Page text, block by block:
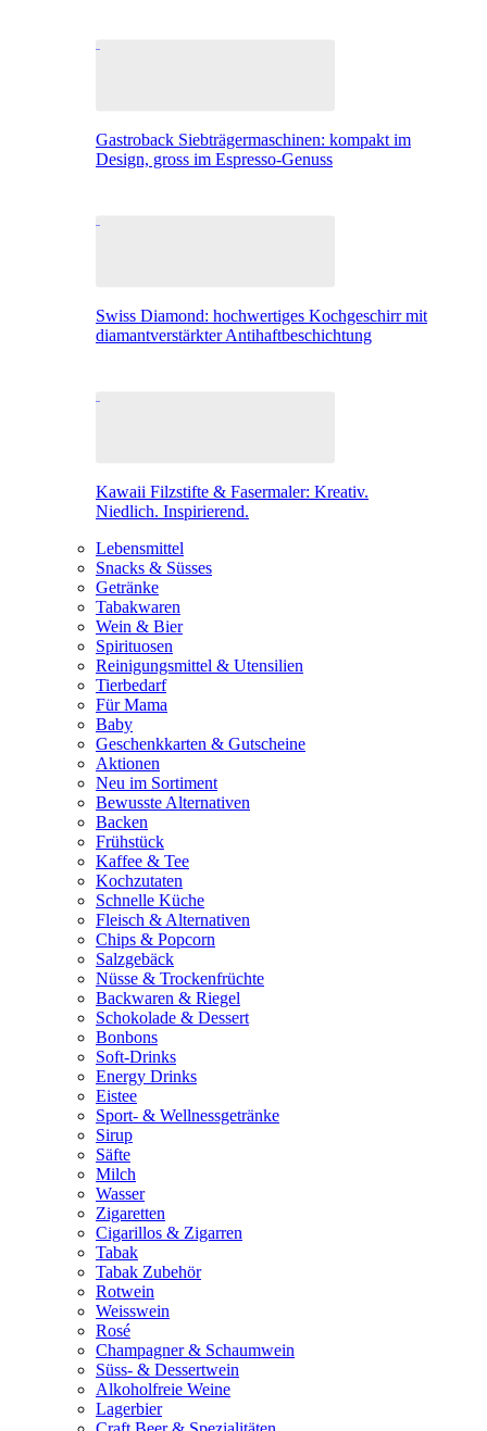
Gastroback Siebträgermaschinen: kompakt im
Design, gross im Espresso-Genuss
Swiss Diamond: hochwertiges Kochgeschirr mit
diamantverstärkter Antihaftbeschichtung
Kawaii Filzstifte & Fasermaler: Kreativ.
Niedlich. Inspirierend.
Lebensmittel
Snacks & Süsses
Getränke
Tabakwaren
Wein & Bier
Spirituosen
Reinigungsmittel & Utensilien
Tierbedarf
Für Mama
Baby
Geschenkkarten & Gutscheine
Aktionen
Neu im Sortiment
Bewusste Alternativen
Backen
Frühstück
Kaffee & Tee
Kochzutaten
Schnelle Küche
Fleisch & Alternativen
Chips & Popcorn
Salzgebäck
Nüsse & Trockenfrüchte
Backwaren & Riegel
Schokolade & Dessert
Bonbons
Soft-Drinks
Energy Drinks
Eistee
Sport- & Wellnessgetränke
Sirup
Säfte
Milch
Wasser
Zigaretten
Cigarillos & Zigarren
Tabak
Tabak Zubehör
Rotwein
Weisswein
Rosé
Champagner & Schaumwein
Süss- & Dessertwein
Alkoholfreie Weine
Lagerbier